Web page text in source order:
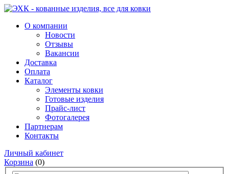
О компании
Новости
Отзывы
Вакансии
Доставка
Оплата
Каталог
Элементы ковки
Готовые изделия
Прайс-лист
Фотогалерея
Партнерам
Контакты
Личный кабинет
Корзина (0)